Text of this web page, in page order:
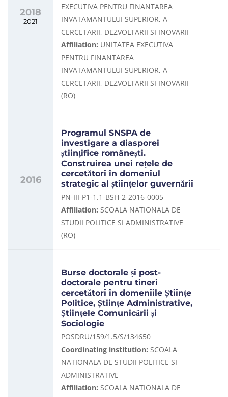
2018
2021
EXECUTIVA PENTRU FINANTAREA
INVATAMANTULUI SUPERIOR, A
CERCETARII, DEZVOLTARII SI INOVARII
Affiliation: UNITATEA EXECUTIVA
PENTRU FINANTAREA
INVATAMANTULUI SUPERIOR, A
CERCETARII, DEZVOLTARII SI INOVARII
(RO)
2016
Programul SNSPA de
investigare a diasporei
științifice românești.
Construirea unei rețele de
cercetători în domeniul
strategic al științelor guvernării
PN-III-P1-1.1-BSH-2-2016-0005
Affiliation: SCOALA NATIONALA DE
STUDII POLITICE SI ADMINISTRATIVE
(RO)
Burse doctorale și post-
doctorale pentru tineri
cercetători în domeniile Științe
Politice, Științe Administrative,
Științele Comunicării și
Sociologie
POSDRU/159/1.5/S/134650
Coordinating institution: SCOALA
NATIONALA DE STUDII POLITICE SI
ADMINISTRATIVE
Affiliation: SCOALA NATIONALA DE